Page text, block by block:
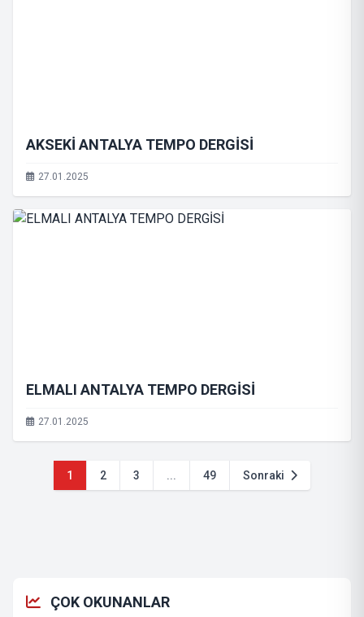
AKSEKİ ANTALYA TEMPO DERGİSİ
27.01.2025
ELMALI ANTALYA TEMPO DERGİSİ
27.01.2025
1 2 3 ... 49 Sonraki
ÇOK OKUNANLAR